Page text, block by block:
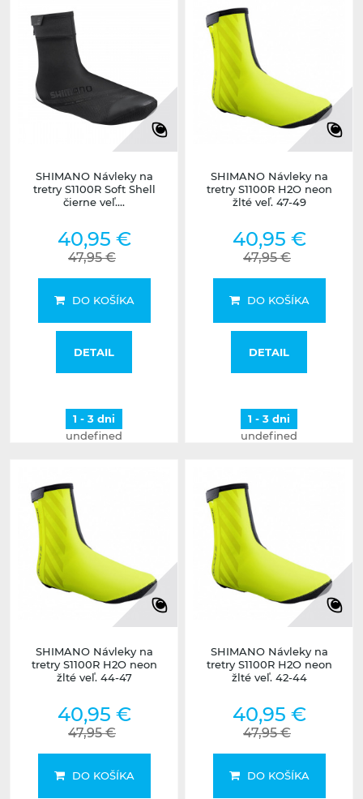
SHIMANO Návleky na
tretry S1100R Soft Shell
čierne veľ....
40,95 €
47,95 €
DO KOŠÍKA
DETAIL
1 - 3 dni
undefined
SHIMANO Návleky na
tretry S1100R H2O neon
žlté veľ. 47-49
40,95 €
47,95 €
DO KOŠÍKA
DETAIL
1 - 3 dni
undefined
SHIMANO Návleky na
tretry S1100R H2O neon
žlté veľ. 44-47
40,95 €
47,95 €
DO KOŠÍKA
SHIMANO Návleky na
tretry S1100R H2O neon
žlté veľ. 42-44
40,95 €
47,95 €
DO KOŠÍKA